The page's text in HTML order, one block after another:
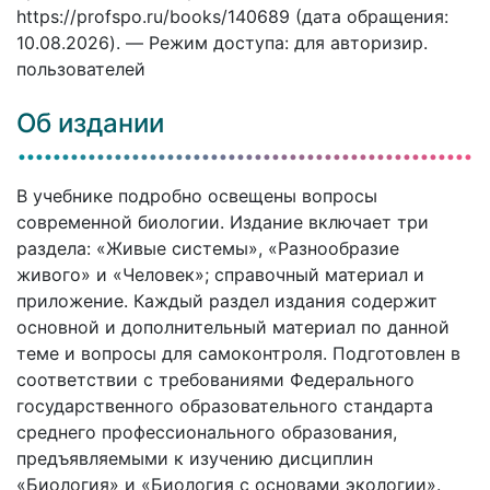
https://profspo.ru/books/140689 (дата обращения:
10.08.2026). — Режим доступа: для авторизир.
пользователей
Об издании
В учебнике подробно освещены вопросы
современной биологии. Издание включает три
раздела: «Живые системы», «Разнообразие
живого» и «Человек»; справочный материал и
приложение. Каждый раздел издания содержит
основной и дополнительный материал по данной
теме и вопросы для самоконтроля. Подготовлен в
соответствии с требованиями Федерального
государственного образовательного стандарта
среднего профессионального образования,
предъявляемыми к изучению дисциплин
«Биология» и «Биология с основами экологии».